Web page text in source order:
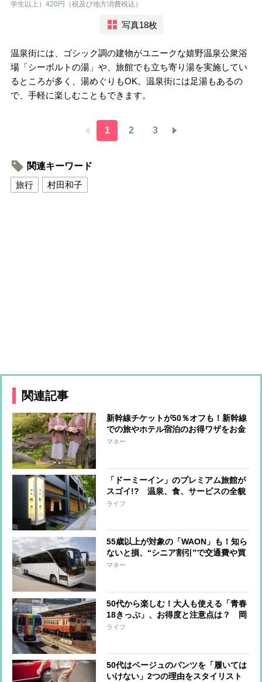
学生以上）420円（税及び地方消費税込）
写真18枚
温泉街には、ゴシック調の建物がユニークな嬉野温泉公衆浴
場「シーボルトの湯」や、旅館でも立ち寄り湯を実施してい
るところが多く、湯めぐりもOK。温泉街には足湯もあるの
で、手軽に楽しむこともできます。
1 2 3
関連キーワード
旅行
村田和子
関連記事
新幹線チケットが50％オフも！新幹線
での旅やホテル宿泊のお得ワザをお金
のプロが伝授
マネー
「ドーミーイン」のプレミアム旅館が
スゴイ!? 温泉、食、サービスの全貌
ライフ
55歳以上が対象の「WAON」も！知ら
ないと損、“シニア割引”で交通費や買
い物がお得に
マネー
50代から楽しむ！大人も使える「青春
18きっぷ」、お得度と注意点は？ 岡
山＆香川への3泊4日旅で使ってみた
ライフ
50代はベージュのパンツを「履いては
いけない」2つの理由をスタイリスト